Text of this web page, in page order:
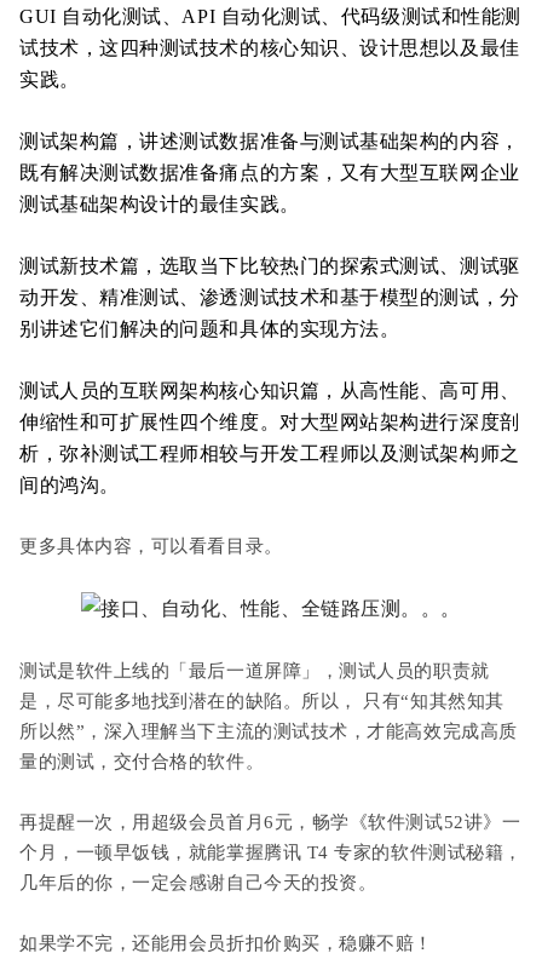
GUI 自动化测试、API 自动化测试、代码级测试和性能测
试技术，这四种测试技术的核心知识、设计思想以及最佳
实践。
测试架构篇，讲述测试数据准备与测试基础架构的内容，
既有解决测试数据准备痛点的方案，又有大型互联网企业
测试基础架构设计的最佳实践。
测试新技术篇，选取当下比较热门的探索式测试、测试驱
动开发、精准测试、渗透测试技术和基于模型的测试，分
别讲述它们解决的问题和具体的实现方法。
测试人员的互联网架构核心知识篇，从高性能、高可用、
伸缩性和可扩展性四个维度。对大型网站架构进行深度剖
析，弥补测试工程师相较与开发工程师以及测试架构师之
间的鸿沟。
更多具体内容，可以看看目录。
测试是软件上线的「最后一道屏障」，测试人员的职责就
是，尽可能多地找到潜在的缺陷。所以，
只有“知其然知其
所以然”，深入理解当下主流的测试技术，才能高效完成高质
量的测试，交付合格的软件。
再提醒一次，用超级会员首月6元，畅学《软件测试52讲》一
个月， 一顿早饭钱，就能掌握腾讯 T4 专家的软件测试秘籍 ，
几年后的你，一定会感谢自己今天的投资。
如果学不完，还能用会员折扣价购买，稳赚不赔！